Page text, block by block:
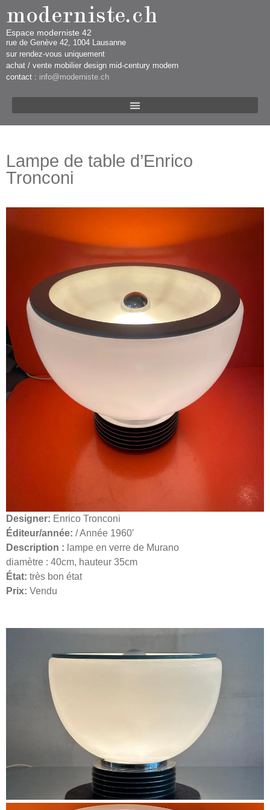
Espace moderniste 42
rue d​​​​e Genève 42, 1004 Lausanne​​
sur rendez-vous uniquement ​​​
​achat / vente mobilier design mid-century modern
contact : info@moderniste.ch
Lampe de table d’Enrico
Tronconi
Designer: Enrico Tronconi
Éditeur/année: / Année 1960′
Description : lampe en verre de Murano
diamètre : 40cm, hauteur 35cm
État: très bon état
Prix: Vendu